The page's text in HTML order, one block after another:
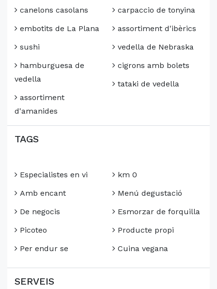
canelons casolans
embotits de La Plana
sushi
hamburguesa de
vedella
assortiment
d'amanides
carpaccio de tonyina
assortiment d'ibèrics
vedella de Nebraska
cigrons amb bolets
tataki de vedella
TAGS
Especialistes en vi
Amb encant
De negocis
Picoteo
Per endur se
km 0
Menú degustació
Esmorzar de forquilla
Producte propi
Cuina vegana
SERVEIS